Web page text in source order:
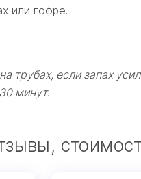
или гофре.
трубах, если запах
минут.